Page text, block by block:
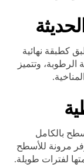
كطبقة نهائية
وتتميز
بالكامل
مرونة للأسطح
لفترات طويلة.